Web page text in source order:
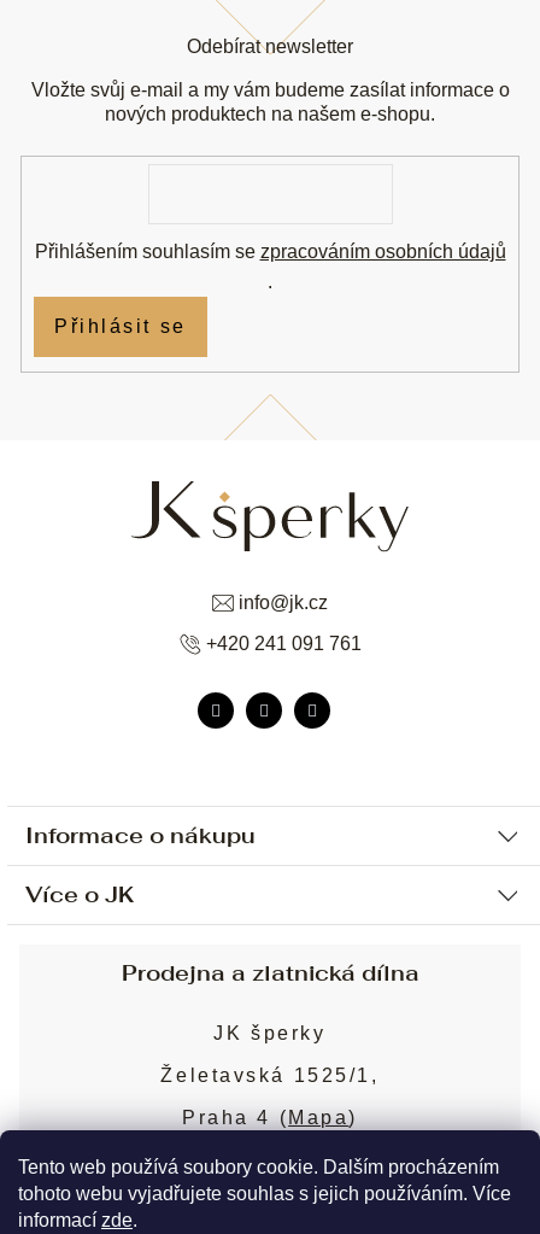
Tento web používá soubory cookie. Dalším procházením
tohoto webu vyjadřujete souhlas s jejich používáním. Více
informací zde.
Informace o nákupu
Ochrana osobních údajů
Sjednání osobní schůzky
Obchodní podmínky
Puncovní značky
Více o JK
Blog
Nejčastější dotazy
info@jk.cz
+420 241 091 761
Odebírat newsletter
Vložte svůj e-mail a my vám budeme zasílat informace o
nových produktech na našem e-shopu.
Přihlášením souhlasím se zpracováním osobních údajů
.
Přihlásit se
Prodejna a zlatnická dílna
JK šperky
Želetavská 1525/1,
Praha 4 (Mapa)
Více o prodejně